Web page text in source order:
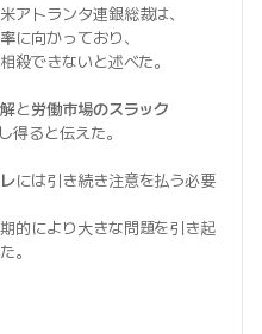
アトランタ連銀総裁は、
に向かっており、
殺できないと述べた。
と労働市場のスラック
得ると伝えた。
には引き続き注意を払う必要
的により大きな問題を引き起
。